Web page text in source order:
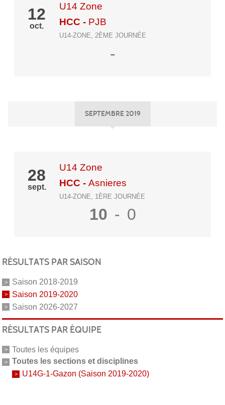
12
oct.
U14 Zone
HCC - PJB
U14-ZONE, 2ÈME JOURNÉE
-
SEPTEMBRE 2019
28
sept.
U14 Zone
HCC - Asnieres
U14-ZONE, 1ÈRE JOURNÉE
10 - 0
RÉSULTATS PAR SAISON
Saison 2018-2019
Saison 2019-2020
Saison 2026-2027
RÉSULTATS PAR ÉQUIPE
Toutes les équipes
Toutes les sections et disciplines
U14G-1-Gazon (Saison 2019-2020)